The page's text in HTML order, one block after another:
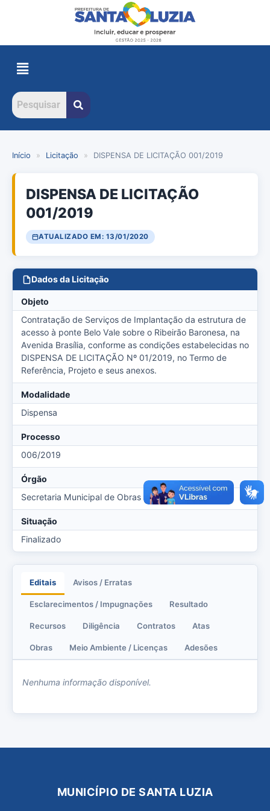
Início » Licitação » DISPENSA DE LICITAÇÃO 001/2019
DISPENSA DE LICITAÇÃO
001/2019
ATUALIZADO EM: 13/01/2020
Dados da Licitação
Objeto
Contratação de Serviços de Implantação da estrutura de
acesso à ponte Belo Vale sobre o Ribeirão Baronesa, na
Avenida Brasília, conforme as condições estabelecidas no
DISPENSA DE LICITAÇÃO Nº 01/2019, no Termo de
Referência, Projeto e seus anexos.
Modalidade
Dispensa
Processo
006/2019
Órgão
Secretaria Municipal de Obras
Situação
Finalizado
Editais Avisos / Erratas
Esclarecimentos / Impugnações Resultado
Recursos Diligência Contratos Atas
Obras Meio Ambiente / Licenças Adesões
Nenhuma informação disponível.
MUNICÍPIO DE SANTA LUZIA